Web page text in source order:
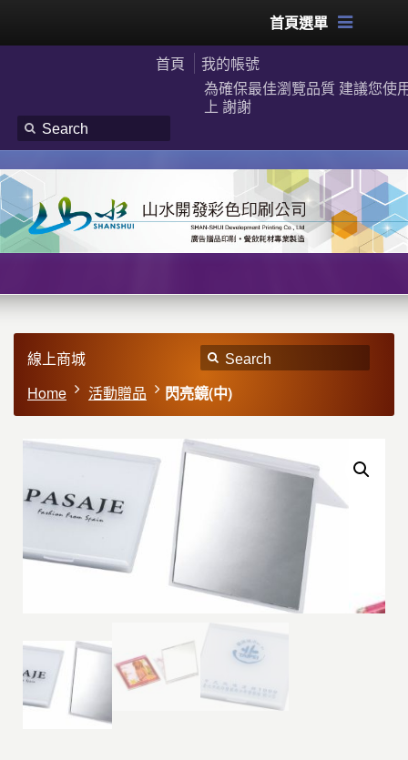
首頁選單
首頁
我的帳號
為確保最佳瀏覽品質 建議您使
上 謝謝
線上商城
Home
活動贈品 閃亮鏡(中)